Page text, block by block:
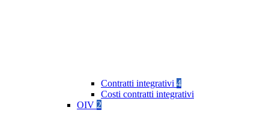
Contratti integrativi 4
Costi contratti integrativi
OIV 2